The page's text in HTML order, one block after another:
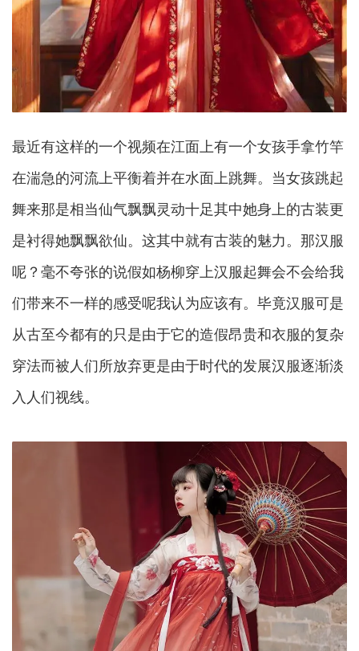
最近有这样的一个视频在江面上有一个女孩手拿竹竿
在湍急的河流上平衡着并在水面上跳舞。当女孩跳起
舞来那是相当仙气飘飘灵动十足其中她身上的古装更
是衬得她飘飘欲仙。这其中就有古装的魅力。那汉服
呢？毫不夸张的说假如杨柳穿上汉服起舞会不会给我
们带来不一样的感受呢我认为应该有。毕竟汉服可是
从古至今都有的只是由于它的造假昂贵和衣服的复杂
穿法而被人们所放弃更是由于时代的发展汉服逐渐淡
入人们视线。